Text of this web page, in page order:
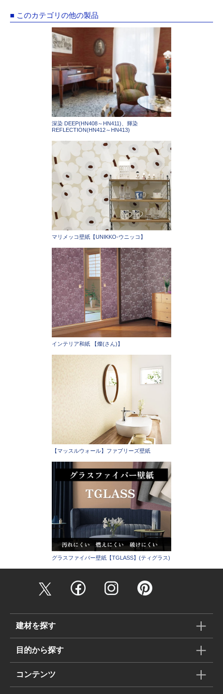
■ このカテゴリの他の製品
深染 DEEP(HN408～HN411)、輝染
REFLECTION(HN412～HN413)
マリメッコ壁紙【UNIKKO-ウニッコ】
インテリア和紙 【燦(さん)】
【マッスルウォール】ファブリーズ壁紙
グラスファイバー壁紙【TGLASS】(ティグラス)
建材を探す
目的から探す
コンテンツ